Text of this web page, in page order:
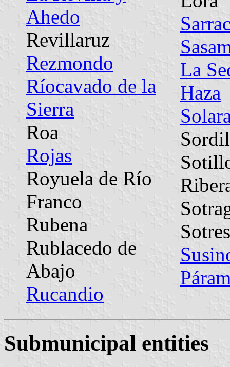
Ahedo
Revillaruz
Rezmondo
Ríocavado de la
Sierra
Roa
Rojas
Royuela de Río
Franco
Rubena
Rublacedo de
Abajo
Rucandio
La
Haza
Submunicipal entities